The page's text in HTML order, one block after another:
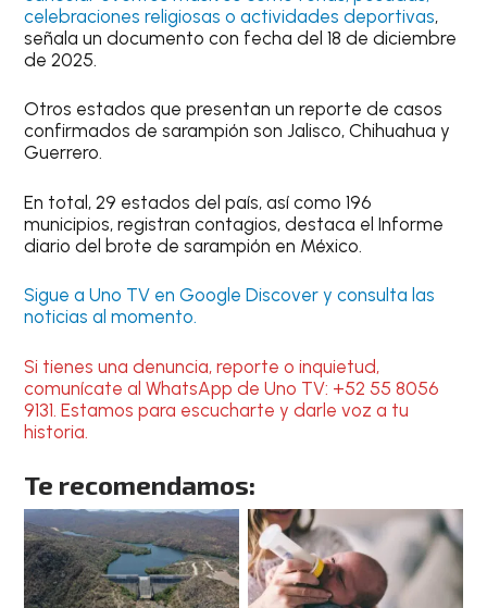
celebraciones religiosas o actividades deportivas,
señala un documento con fecha del 18 de diciembre
de 2025.
Otros estados que presentan un reporte de casos
confirmados de sarampión son Jalisco, Chihuahua y
Guerrero.
En total, 29 estados del país, así como 196
municipios, registran contagios, destaca el Informe
diario del brote de sarampión en México.
Sigue a Uno TV en Google Discover y consulta las
noticias al momento.
Si tienes una denuncia, reporte o inquietud,
comunícate al WhatsApp de Uno TV: +52 55 8056
9131. Estamos para escucharte y darle voz a tu
historia.
Te recomendamos: